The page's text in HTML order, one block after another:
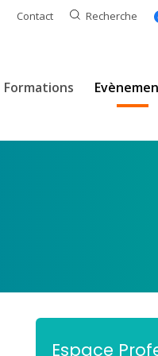
Contact Recherche
Formations
Espace